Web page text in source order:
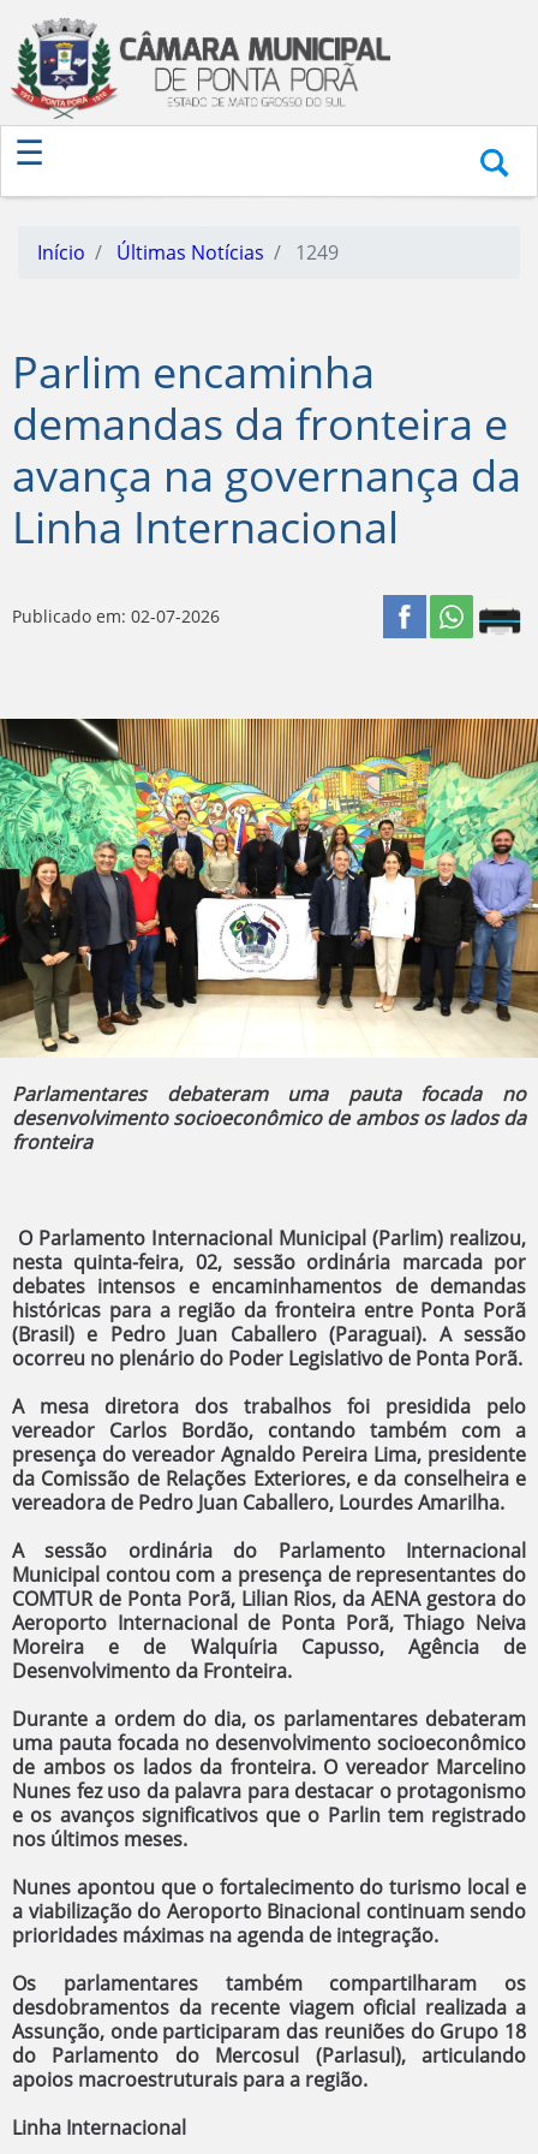
Início Últimas Notícias 1249
Parlim encaminha
demandas da fronteira e
avança na governança da
Linha Internacional
Publicado em: 02-07-2026
Parlamentares debateram uma pauta focada no
desenvolvimento socioeconômico de ambos os lados da
fronteira
​ O Parlamento Internacional Municipal (Parlim) realizou,
nesta quinta-feira, 02, sessão ordinária marcada por
debates intensos e encaminhamentos de demandas
históricas para a região da fronteira entre Ponta Porã
(Brasil) e Pedro Juan Caballero (Paraguai). A sessão
ocorreu no plenário do Poder Legislativo de Ponta Porã.
​A mesa diretora dos trabalhos foi presidida pelo
vereador Carlos Bordão, contando também com a
presença do vereador Agnaldo Pereira Lima, presidente
da Comissão de Relações Exteriores, e da conselheira e
vereadora de Pedro Juan Caballero, Lourdes Amarilha.
A sessão ordinária do Parlamento Internacional
Municipal contou com a presença de representantes do
COMTUR de Ponta Porã, Lilian Rios, da AENA gestora do
Aeroporto Internacional de Ponta Porã, Thiago Neiva
Moreira e de Walquíria Capusso, Agência de
Desenvolvimento da Fronteira.
​Durante a ordem do dia, os parlamentares debateram
uma pauta focada no desenvolvimento socioeconômico
de ambos os lados da fronteira. O vereador Marcelino
Nunes fez uso da palavra para destacar o protagonismo
e os avanços significativos que o Parlin tem registrado
nos últimos meses.
Nunes apontou que o fortalecimento do turismo local e
a viabilização do Aeroporto Binacional continuam sendo
prioridades máximas na agenda de integração.
​Os parlamentares também compartilharam os
desdobramentos da recente viagem oficial realizada a
Assunção, onde participaram das reuniões do Grupo 18
do Parlamento do Mercosul (Parlasul), articulando
apoios macroestruturais para a região.
​Linha Internacional